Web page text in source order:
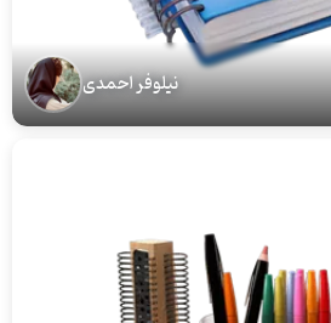
نیلوفر احمدی